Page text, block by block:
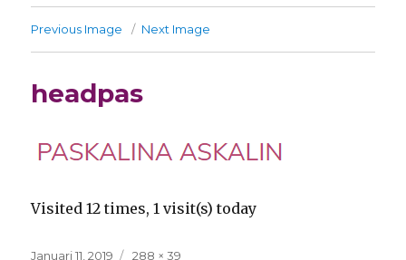
Previous Image Next Image
headpas
Visited 12 times, 1 visit(s) today
Posted
Januari 11, 2019
Full
288 × 39